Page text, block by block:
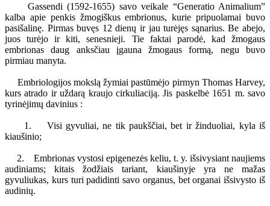
Gassendi (1592-1655) savo veikale “Generatio Animalium”
kalba apie penkis žmogiškus embrionus, kurie pripuolamai buvo
pasišalinę. Pirmas buvęs 12 dienų ir jau turėjęs sąnarius. Be abejo,
juos turėjo ir kiti, senesnieji. Tie faktai parodė, kad žmogaus
embrionas daug anksčiau įgauna žmogaus formą, negu buvo
pirmiau manyta.
Embriologijos mokslą žymiai pastūmėjo pirmyn Thomas Harvey,
kurs atrado ir uždarą kraujo cirkuliaciją. Jis paskelbė 1651 m. savo
tyrinėjimų davinius :
1. Visi gyvuliai, ne tik paukščiai, bet ir žinduoliai, kyla iš
kiaušinio;
2. Embrionas vystosi epigenezės keliu, t. y. išsivysiant naujiems
audiniams; kitais žodžiais tariant, kiaušinyje yra ne mažas
gyvuliukas, kurs turi padidinti savo organus, bet organai išsivysto iš
audinių.